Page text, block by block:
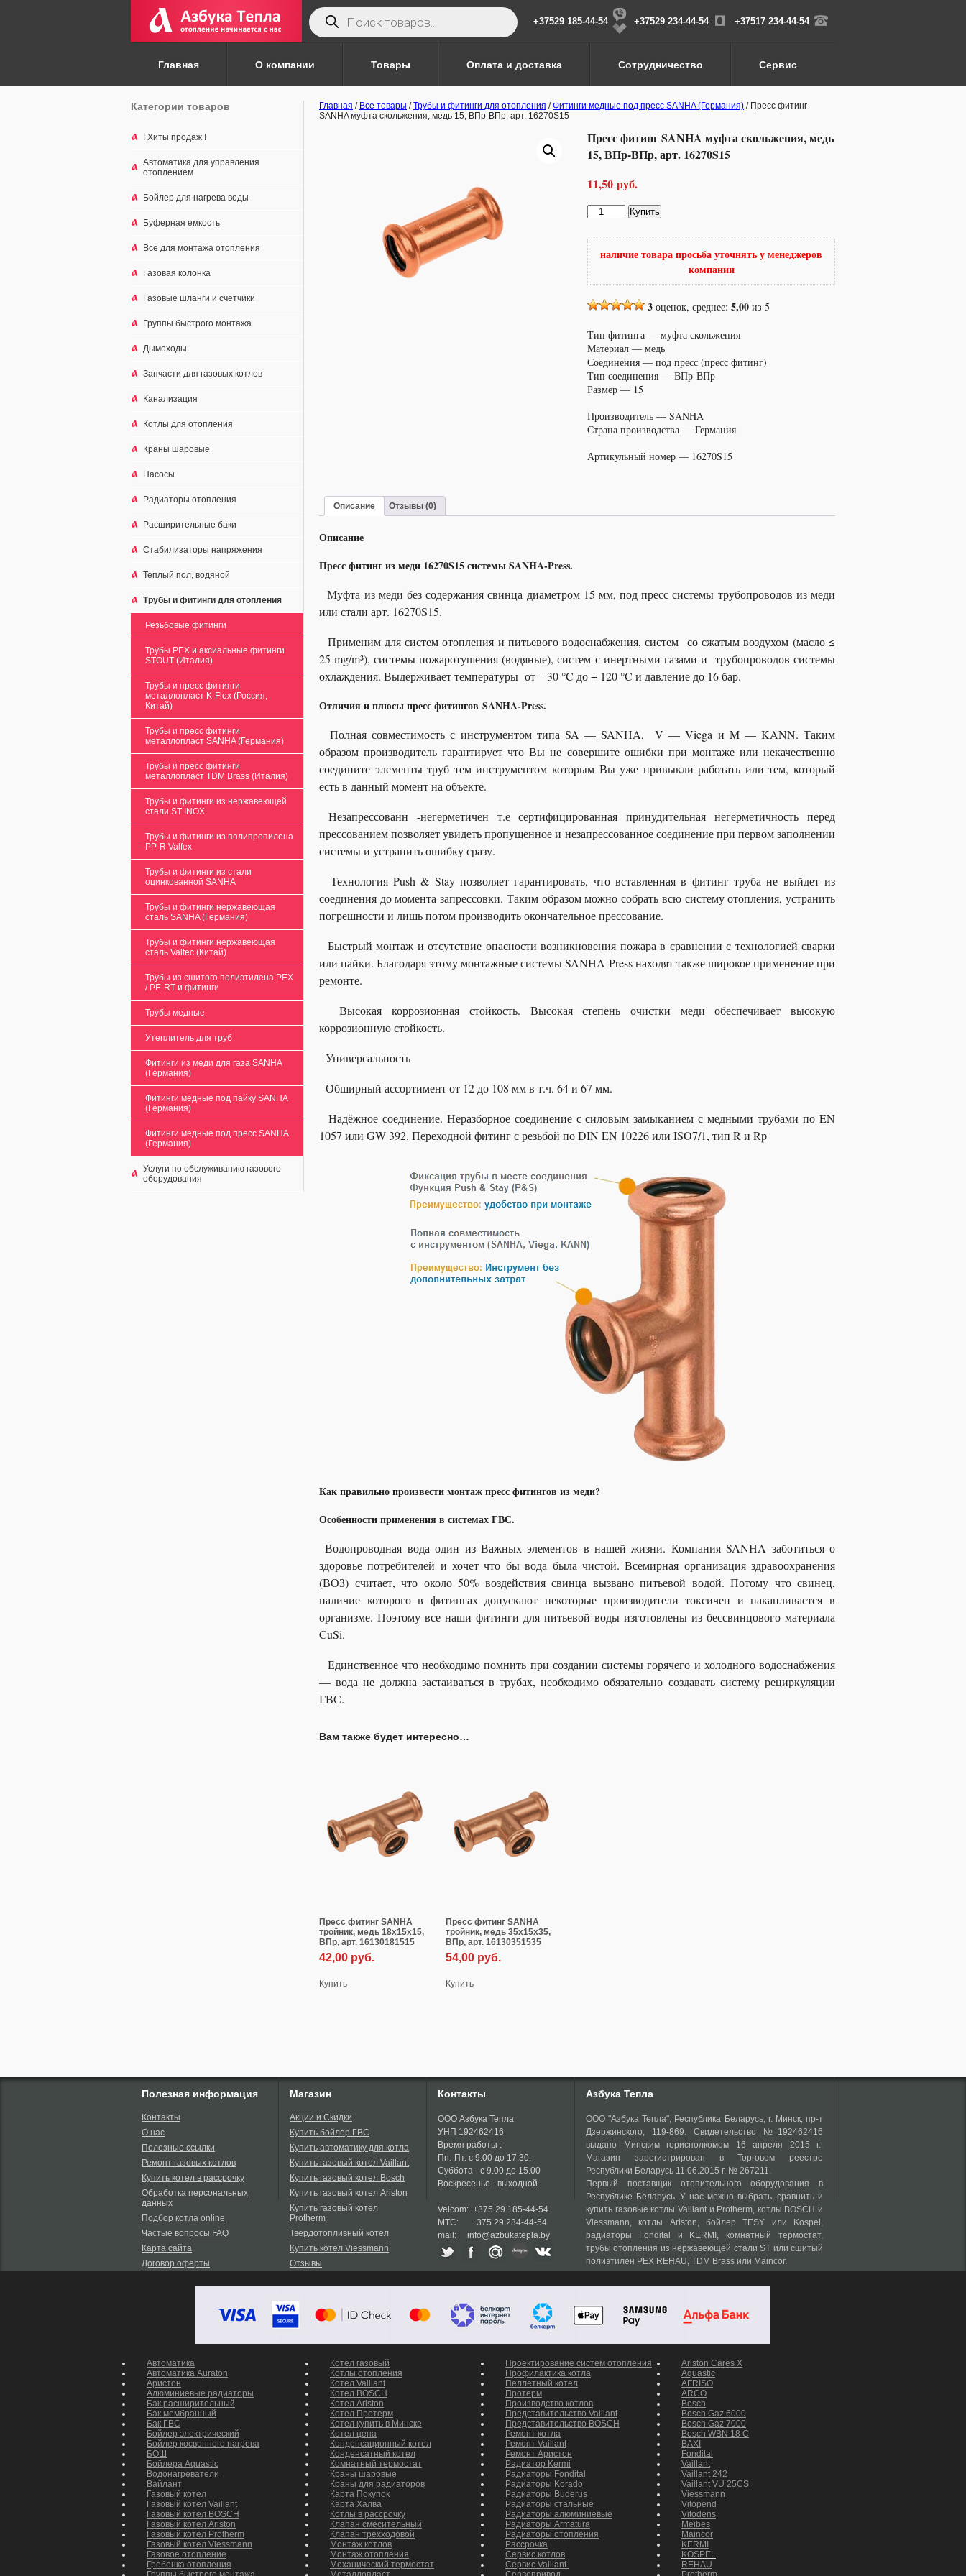
Поиск
товаров
+37529 185-44-54 +37529 234-44-54 +37517 234-44-54
Главная О компании Товары Оплата и доставка Сотрудничество Сервис
Главная / Все товары /Трубы и фитинги для отопления /Фитинги медные под пресс SANHA (Германия) / Пресс фитинг
SANHA муфта скольжения, медь 15, ВПр-ВПр, арт. 16270S15
Пресс фитинг SANHA муфта скольжения, медь
15, ВПр-ВПр, арт. 16270S15
11,50руб.
Количество
Пресс
фитинг
SANHA
муфта
медь
ВПр-
ВПр,
арт.
16270S15
Купить
наличие товара просьба уточнять у менеджеров
компании
3 оценок, среднее:5,00 из 5
Тип фитинга — муфта скольжения
Материал — медь
Соединения — под пресс (пресс фитинг)
Тип соединения — ВПр-ВПр
Размер — 15
Производитель — SANHA
Страна производства — Германия
Артикульный номер — 16270S15
Описание Отзывы (0)
Описание
Пресс фитинг из меди 16270S15 системы SANHA-Press.
Муфта из меди без содержания свинца диаметром 15 мм, под пресс системы трубопроводов из меди
или стали арт. 16270S15.
Применим для систем отопления и питьевого водоснабжения, систем со сжатым воздухом (масло ≤
25 mg/m³), системы пожаротушения (водяные), систем с инертными газами и трубопроводов системы
охлаждения. Выдерживает температуры от – 30 °C до + 120 °C и давление до 16 бар.
Отличия и плюсы пресс фитингов SANHA-Press.
Полная совместимость с инструментом типа SA — SANHA, V — Viega и M — KANN. Таким
образом производитель гарантирует что Вы не совершите ошибки при монтаже или некачественно
соедините элементы труб тем инструментом которым Вы уже привыкли работать или тем, который
есть в данный момент на объекте.
Незапрессованн -негерметичен т.е сертифицированная принудительная негерметичность перед
прессованием позволяет увидеть пропущенное и незапрессованное соединение при первом заполнении
системы и устранить ошибку сразу.
Технология Push & Stay позволяет гарантировать, что вставленная в фитинг труба не выйдет из
соединения до момента запрессовки. Таким образом можно собрать всю систему отопления, устранить
погрешности и лишь потом производить окончательное прессование.
Быстрый монтаж и отсутствие опасности возникновения пожара в сравнении с технологией сварки
или пайки. Благодаря этому монтажные системы SANHA-Press находят также широкое применение при
ремонте.
Высокая коррозионная стойкость. Высокая степень очистки меди обеспечивает высокую
коррозионную стойкость.
Универсальность
Обширный ассортимент от 12 до 108 мм в т.ч. 64 и 67 мм.
Надёжное соединение. Неразборное соединение с силовым замыканием с медными трубами по EN
1057 или GW 392. Переходной фитинг с резьбой по DIN EN 10226 или ISO7/1, тип R и Rp
Как правильно произвести монтаж пресс фитингов из меди?
Особенности применения в системах ГВС.
Водопроводная вода один из Важных элементов в нашей жизни. Компания SANHA заботиться о
здоровье потребителей и хочет что бы вода была чистой. Всемирная организация здравоохранения
(ВОЗ) считает, что около 50% воздействия свинца вызвано питьевой водой. Потому что свинец,
наличие которого в фитингах допускают некоторые производители токсичен и накапливается в
организме. Поэтому все наши фитинги для питьевой воды изготовлены из бессвинцового материала
CuSi.
Единственное что необходимо помнить при создании системы горячего и холодного водоснабжения
— вода не должна застаиваться в трубах, необходимо обязательно создавать систему рециркуляции
ГВС.
Вам также будет интересно…
Пресс фитинг SANHA
тройник, медь 18х15х15,
ВПр, арт. 16130181515
42,00 руб.
Купить
Пресс фитинг SANHA
тройник, медь 35х15х35,
ВПр, арт. 16130351535
54,00 руб.
Купить
Категории товаров
! Хиты продаж !
Автоматика для управления
отоплением
Бойлер для нагрева воды
Буферная емкость
Все для монтажа отопления
Газовая колонка
Газовые шланги и счетчики
Группы быстрого монтажа
Дымоходы
Запчасти для газовых котлов
Канализация
Котлы для отопления
Краны шаровые
Насосы
Радиаторы отопления
Расширительные баки
Стабилизаторы напряжения
Теплый пол, водяной
Трубы и фитинги для отопления
Резьбовые фитинги
Трубы PEX и аксиальные фитинги
STOUT (Италия)
Трубы и пресс фитинги
металлопласт K-Flex (Россия,
Китай)
Трубы и пресс фитинги
металлопласт SANHA (Германия)
Трубы и пресс фитинги
металлопласт TDM Brass (Италия)
Трубы и фитинги из нержавеющей
стали ST INOX
Трубы и фитинги из полипропилена
PP-R Valfex
Трубы и фитинги из стали
оцинкованной SANHA
Трубы и фитинги нержавеющая
сталь SANHA (Германия)
Трубы и фитинги нержавеющая
сталь Valtec (Китай)
Трубы из сшитого полиэтилена PEX
/ РЕ-RT и фитинги
Трубы медные
Утеплитель для труб
Фитинги из меди для газа SANHA
(Германия)
Фитинги медные под пайку SANHA
(Германия)
Фитинги медные под пресс SANHA
(Германия)
Услуги по обслуживанию газового
оборудования
Полезная информация
Контакты
О нас
Полезные ссылки
Ремонт газовых котлов
Купить котел в рассрочку
Обработка персональных
данных
Подбор котла online
Частые вопросы FAQ
Карта сайта
Договор оферты
Магазин
Акции и Скидки
Купить бойлер ГВС
Купить автоматику для котла
Купить газовый котел Vaillant
Купить газовый котел Bosch
Купить газовый котел Ariston
Купить газовый котел
Protherm
Твердотопливный котел
Купить котел Viessmann
Отзывы
Контакты
ООО Азбука Тепла
УНП 192462416
Время работы :
Пн.-Пт. с 9.00 до 17.30.
Суббота - с 9.00 до 15.00
Воскресенье - выходной.
Velcom: +375 29 185-44-54
МТС: +375 29 234-44-54
mail: info@azbukatepla.by
Азбука Тепла
ООО "Азбука Тепла", Республика Беларусь, г. Минск, пр-т
Дзержинского, 119-869. Свидетельство №192462416
выдано Минским горисполкомом 16 апреля 2015 г..
Магазин зарегистрирован в Торговом реестре
Республики Беларусь 11.06.2015 г. № 267211.
Первый поставщик отопительного оборудования в
Республике Беларусь. У нас можно выбрать, сравнить и
купить газовые котлы Vaillant и Protherm, котлы BOSCH и
Viessmann, котлы Ariston, бойлер TESY или Kospel,
радиаторы Fondital и KERMI, комнатный термостат,
трубы отопления из нержавеющей стали ST или сшитый
полиэтилен PEX REHAU, TDM Brass или Maincor.
Автоматика
Автоматика Auraton
Аристон
Алюминиевые радиаторы
Бак расширительный
Бак мембранный
Бак ГВС
Бойлер электрический
Бойлер косвенного нагрева
БОШ
Бойлера Aquastic
Водонагреватели
Вайлант
Газовый котел
Газовый котел Vaillant
Газовый котел BOSCH
Газовый котел Ariston
Газовый котел Protherm
Газовый котел Viessmann
Газовое отопление
Гребенка отопления
Котел газовый
Котлы отопления
Котел Vaillant
Котел BOSCH
Котел Ariston
Котел Протерм
Котел купить в Минске
Котел цена
Конденсационный котел
Конденсатный котел
Комнатный термостат
Краны шаровые
Краны для радиаторов
Карта Покупок
Карта Халва
Котлы в рассрочку
Клапан смесительный
Клапан трехходовой
Монтаж котлов
Монтаж отопления
Механический термостат
Проектирование систем отопления
Профилактика котла
Пеллетный котел
Протерм
Производство котлов
Представительство Vaillant
Представительство BOSCH
Ремонт котла
Ремонт Vaillant
Ремонт Аристон
Радиатор Kermi
Радиаторы Fondital
Радиаторы Korado
Радиаторы Buderus
Радиаторы стальные
Радиаторы алюминиевые
Радиаторы Armatura
Радиаторы отопления
Рассрочка
Сервис котлов
Сервис Vaillant
Ariston Cares X
Aquastic
AFRISO
ARCO
Bosch
Bosch Gaz 6000
Bosch Gaz 7000
Bosch WBN 18 C
BAXI
Fondital
Vaillant
Vaillant 242
Vaillant VU 25CS
Viessmann
Vitopend
Vitodens
Meibes
Maincor
KERMI
KOSPEL
REHAU